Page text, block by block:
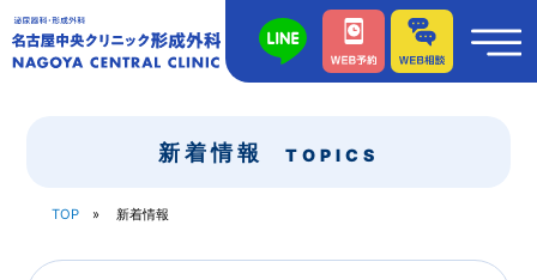
新着情報 TOPICS
TOP 新着情報